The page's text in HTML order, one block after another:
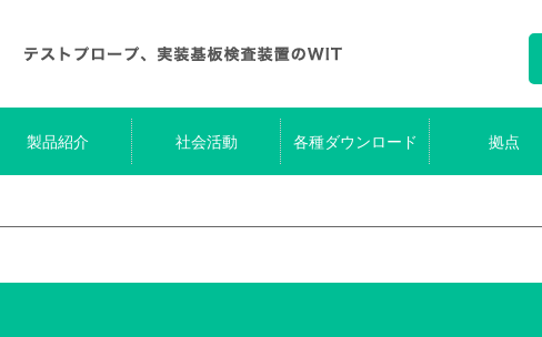
製品紹介 社会活動 各種ダウンロード 拠点